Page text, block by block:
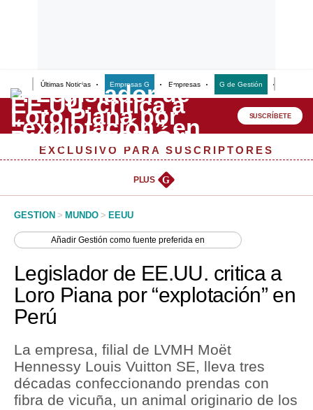
Últimas Noticias Empresas G Empresas G de Gestión
Lo último
Peru Quiosco
Management & Empleo
Perú
Política
Finanzas Personales
Inmobiliarias
SUSCRÍBETE
EXCLUSIVO PARA SUSCRIPTORES
PLUS G
GESTION > MUNDO > EEUU
AñadirGestión como fuente preferida en
Legislador de EE.UU. critica a
Loro Piana por “explotación” en
Perú
La empresa, filial de LVMH Moët
Hennessy Louis Vuitton SE, lleva tres
décadas confeccionando prendas con
fibra de vicuña, un animal originario de los